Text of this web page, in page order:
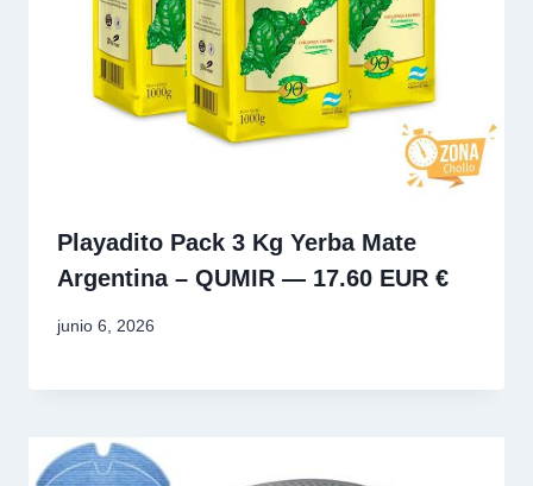
Playadito Pack 3 Kg Yerba Mate
Argentina – QUMIR — 17.60 EUR €
junio 6, 2026